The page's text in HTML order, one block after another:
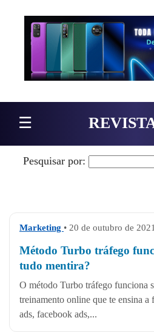
Pular para o conteúdo
☰
Pesquisar por:
Marketing • 20 de outubro de
Método Turbo tráfego
tudo mentira?
O método Turbo tráfego funciona
treinamento online que te ensina a
ads, facebook ads,...